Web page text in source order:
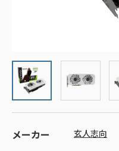
メーカー 玄人志向